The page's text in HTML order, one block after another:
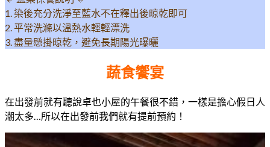
1. 染後充分洗淨至藍水不在釋出後晾乾即可
2. 平常洗滌以溫熱水輕輕漂洗
3. 盡量懸掛晾乾，避免長期陽光曝曬
蔬食饗宴
在出發前就有聽說卓也小屋的午餐很不錯，一樣是擔心假日人
潮太多…所以在出發前我們就有提前預約！